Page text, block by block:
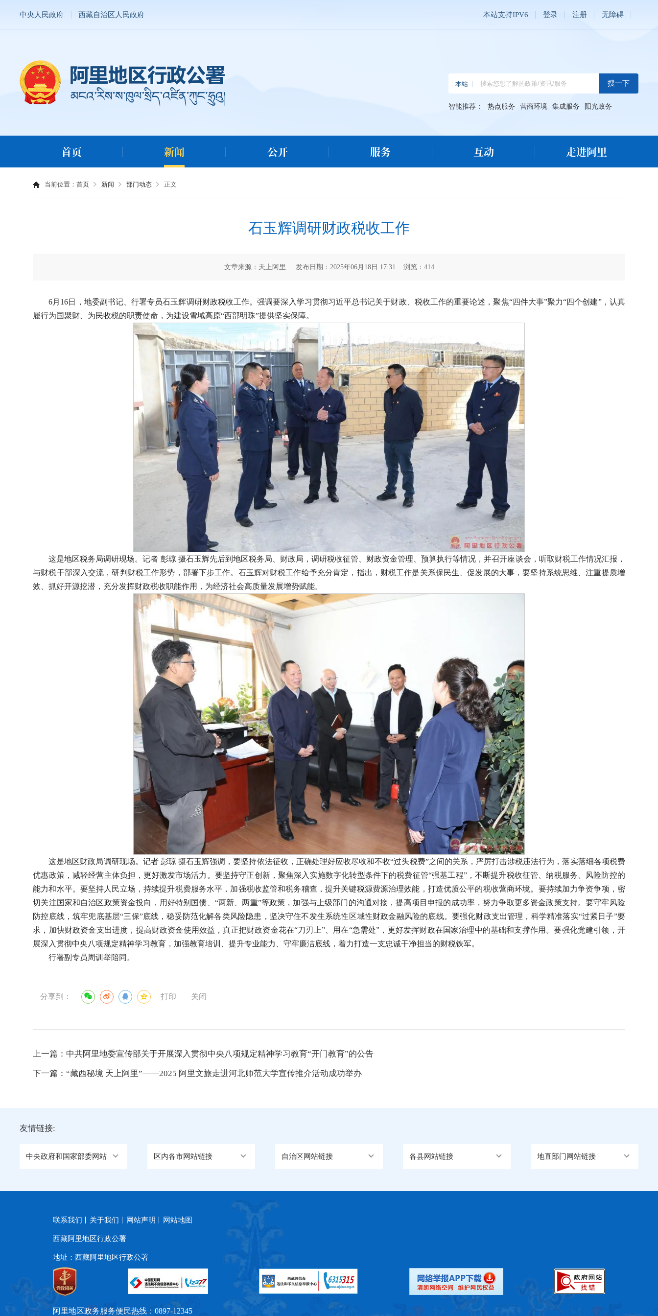
中央人民政府 西藏自治区人民政府 本站支持IPV6 登录 注册 无障碍
智能推荐： 热点服务 营商环境 集成服务 阳光政务
首页 新闻 公开 服务 互动 走进阿里
当前位置：首页 新闻 部门动态 正文
石玉辉调研财政税收工作
文章来源：天上阿里 发布日期：2025年06月18日 17:31 浏览： 414
6月16日，地委副书记、行署专员石玉辉调研财政税收工作。强调要深入学习贯彻习近平总书记关于财政、税收工作的重要论述，聚焦“四件大事”聚力“四个创建”，认真
履行为国聚财、为民收税的职责使命，为建设雪域高原“西部明珠”提供坚实保障。
这是地区税务局调研现场。记者 彭琼 摄石玉辉先后到地区税务局、财政局，调研税收征管、财政资金管理、预算执行等情况，并召开座谈会，听取财税工作情况汇报，
与财税干部深入交流，研判财税工作形势，部署下步工作。石玉辉对财税工作给予充分肯定，指出，财税工作是关系保民生、促发展的大事，要坚持系统思维、注重提质增
效、抓好开源挖潜，充分发挥财政税收职能作用，为经济社会高质量发展增势赋能。
这是地区财政局调研现场。记者 彭琼 摄石玉辉强调，要坚持依法征收，正确处理好应收尽收和不收“过头税费”之间的关系，严厉打击涉税违法行为，落实落细各项税费
优惠政策，减轻经营主体负担，更好激发市场活力。要坚持守正创新，聚焦深入实施数字化转型条件下的税费征管“强基工程”，不断提升税收征管、纳税服务、风险防控的
能力和水平。要坚持人民立场，持续提升税费服务水平，加强税收监管和税务稽查，提升关键税源费源治理效能，打造优质公平的税收营商环境。要持续加力争资争项，密
切关注国家和自治区政策资金投向，用好特别国债、“两新、两重”等政策，加强与上级部门的沟通对接，提高项目申报的成功率，努力争取更多资金政策支持。要守牢风险
防控底线，筑牢兜底基层“三保”底线，稳妥防范化解各类风险隐患，坚决守住不发生系统性区域性财政金融风险的底线。要强化财政支出管理，科学精准落实“过紧日子”要
求，加快财政资金支出进度，提高财政资金使用效益，真正把财政资金花在“刀刃上”、用在“急需处”，更好发挥财政在国家治理中的基础和支撑作用。要强化党建引领， 开
展深入贯彻中央八项规定精神学习教育，加强教育培训、提升专业能力、守牢廉洁底线，着力打造一支忠诚干净担当的财税铁军。
行署副专员周训举陪同。
分享到： 打印 关闭
上一篇： 中共阿里地委宣传部关于开展深入贯彻中央八项规定精神学习教育“开门教育”的公告
下一篇：“藏西秘境 天上阿里”——2025 阿里文旅走进河北师范大学宣传推介活动成功举办
友情链接:
中央政府和国家部委网站 区内各市网站链接 自治区网站链接 各县网站链接 地直部门网站链接
联系我们 关于我们 网站声明 网站地图
西藏阿里地区行政公署
地址：西藏阿里地区行政公署
阿里地区政务服务便民热线：0897-12345